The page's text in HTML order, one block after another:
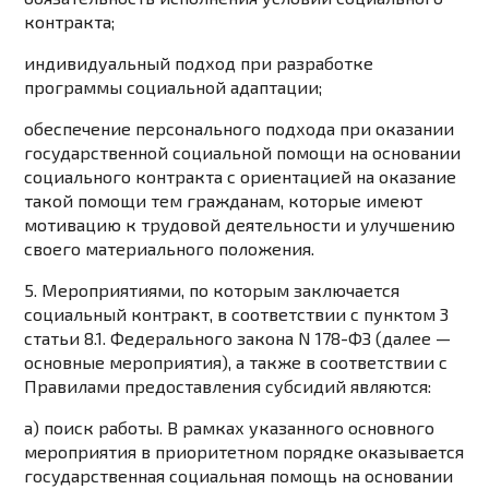
контракта;
индивидуальный подход при разработке
программы социальной адаптации;
обеспечение персонального подхода при оказании
государственной социальной помощи на основании
социального контракта с ориентацией на оказание
такой помощи тем гражданам, которые имеют
мотивацию к трудовой деятельности и улучшению
своего материального положения.
5. Мероприятиями, по которым заключается
социальный контракт, в соответствии с пунктом 3
статьи 8.1. Федерального закона N 178-ФЗ (далее —
основные мероприятия), а также в соответствии с
Правилами предоставления субсидий являются:
а) поиск работы. В рамках указанного основного
мероприятия в приоритетном порядке оказывается
государственная социальная помощь на основании